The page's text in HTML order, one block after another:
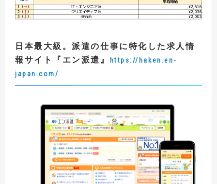
日本最大級。派遣の仕事に特化した求人情
報サイト
『 エン派遣 』
https://haken.en-
japan.com/